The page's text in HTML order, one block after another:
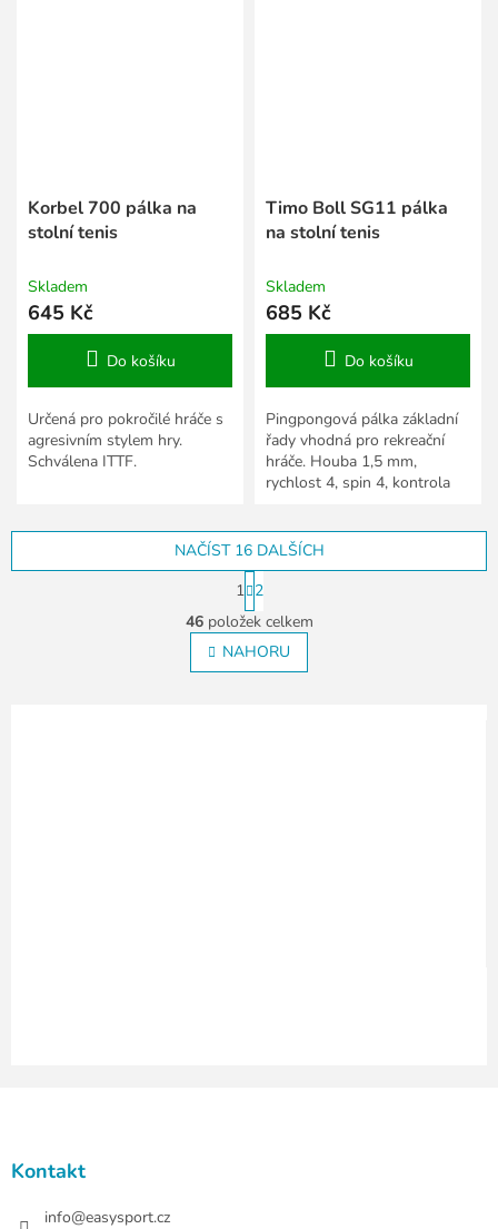
Korbel 700 pálka na
stolní tenis
Skladem
645 Kč
Do košíku
Určená pro pokročilé hráče s
agresivním stylem hry.
Schválena ITTF.
Timo Boll SG11 pálka
na stolní tenis
Skladem
685 Kč
Do košíku
Pingpongová pálka základní
řady vhodná pro rekreační
hráče. Houba 1,5 mm,
rychlost 4, spin 4, kontrola
O
v
l
á
NAČÍST 16 DALŠÍCH
S
t
r
á
n
k
1 2
46položek celkem
NAHORU
Kontakt
info@easysport.cz